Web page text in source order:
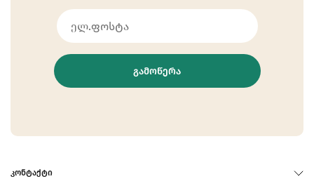
ᲒᲐᲛᲝᲬᲔᲠᲐ
ᲙᲝᲜᲢᲐᲥᲢᲘ